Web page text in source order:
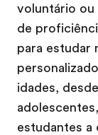
voluntário ou
de
para estudar
idades,
estudantes a